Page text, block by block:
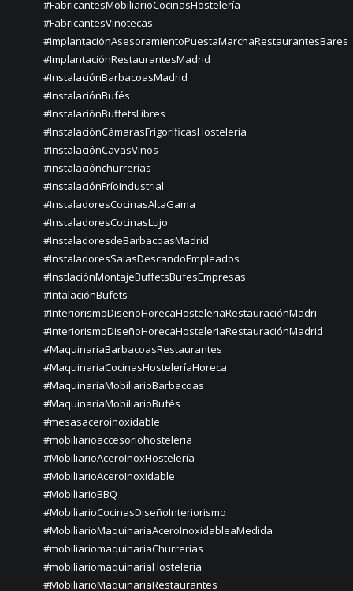
#FabricantesMobiliarioCocinasHostelería
#FabricantesVinotecas
#ImplantaciónAsesoramientoPuestaMarchaRestaurantesBares
#ImplantaciónRestaurantesMadrid
#InstalaciónBarbacoasMadrid
#InstalaciónBufés
#InstalaciónBuffetsLibres
#InstalaciónCámarasFrigoríficasHosteleria
#InstalaciónCavasVinos
#instalaciónchurrerías
#InstalaciónFríoIndustrial
#InstaladoresCocinasAltaGama
#InstaladoresCocinasLujo
#InstaladoresdeBarbacoasMadrid
#InstaladoresSalasDescandoEmpleados
#InstlaciónMontajeBuffetsBufesEmpresas
#IntalaciónBufets
#InteriorismoDiseñoHorecaHosteleriaRestauraciónMadri
#InteriorismoDiseñoHorecaHosteleriaRestauraciónMadrid
#MaquinariaBarbacoasRestaurantes
#MaquinariaCocinasHosteleríaHoreca
#MaquinariaMobiliarioBarbacoas
#MaquinariaMobiliarioBufés
#mesasaceroinoxidable
#mobiliarioaccesoriohosteleria
#MobiliarioAceroInoxHostelería
#MobiliarioAceroInoxidable
#MobiliarioBBQ
#MobiliarioCocinasDiseñoInteriorismo
#MobiliarioMaquinariaAceroInoxidableaMedida
#mobiliariomaquinariaChurrerías
#mobiliariomaquinariaHosteleria
#MobiliarioMaquinariaRestaurantes